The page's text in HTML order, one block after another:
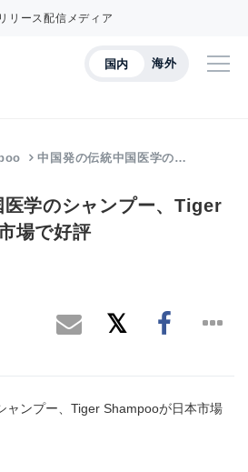
リース配信メディア
国内 海外
中国発の伝統中国医学の…
医学のシャンプー、Tiger
場で好評
ャンプー、Tiger Shampooが日本市場